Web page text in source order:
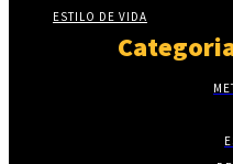
ESTILO DE VIDA